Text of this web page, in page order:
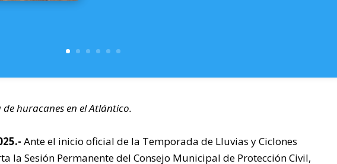
huracanes en el Atlántico.
Ante el inicio oficial de la Temporada de Lluvias y Ciclones
la Sesión Permanente del Consejo Municipal de Protección Civil,